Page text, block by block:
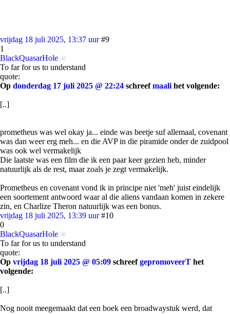
vrijdag 18 juli 2025, 13:37 uur #9
1
BlackQuasarHole
To far for us to understand
quote:
Op donderdag 17 juli 2025 @ 22:24 schreefmaali het volgende:
[..]
prometheus was wel okay ja... einde was beetje suf allemaal, covenant
was dan weer erg meh... en die AVP in die piramide onder de zuidpool
was ook wel vermakelijk
Die laatste was een film die ik een paar keer gezien heb, minder
natuurlijk als de rest, maar zoals je zegt vermakelijk.
Prometheus en covenant vond ik in principe niet 'meh' juist eindelijk
een soortement antwoord waar al die aliens vandaan komen in zekere
zin, en Charlize Theron natuurlijk was een bonus.
vrijdag 18 juli 2025, 13:39 uur #10
0
BlackQuasarHole
To far for us to understand
quote:
Op vrijdag 18 juli 2025 @ 05:09 schreefgepromoveerT het
volgende:
[..]
Nog nooit meegemaakt dat een boek een broadwaystuk werd, dat